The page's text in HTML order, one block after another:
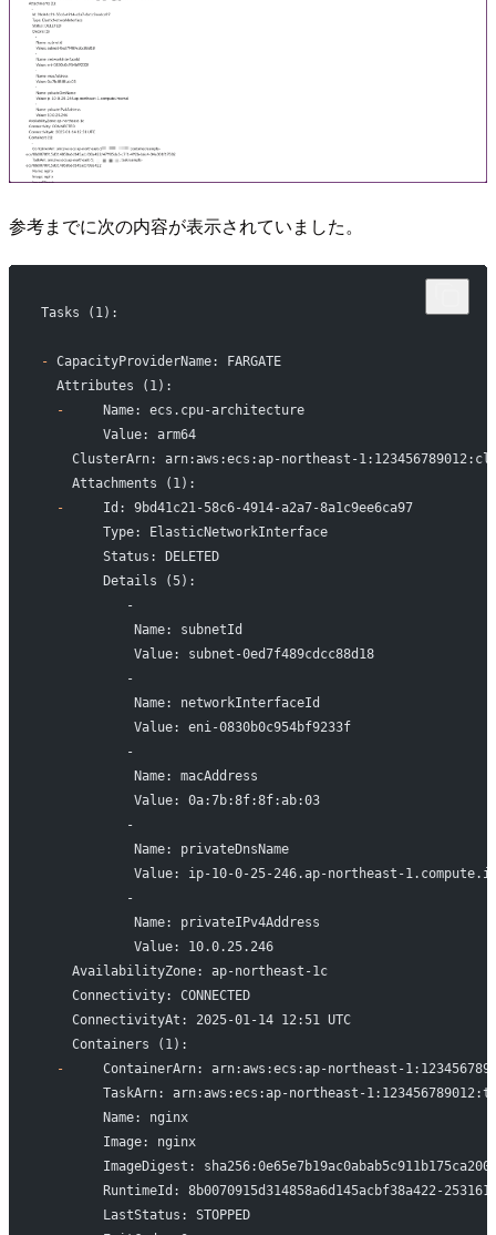
参考までに次の内容が表示されていました。
Tasks (1):
- CapacityProviderName: FARGATE
  Attributes (1):
  -
     Name: ecs.cpu-architecture
        Value: arm64
ClusterArn: arn:aws:ecs:ap-northeast-
    Attachments (1):
  -
     Id: 9bd41c21-58c6-4914-a2a7-8a1c9ee6ca97
        Type: ElasticNetworkInterface
        Status: DELETED
        Details (5):
           -
            Name: subnetId
            Value: subnet-0ed7f489cdcc88d18
           -
            Name: networkInterfaceId
            Value: eni-0830b0c954bf9233f
           -
            Name: macAddress
            Value: 0a:7b:8f:8f:ab:03
           -
            Name: privateDnsName
Value: ip-10-0-25-246.ap-northeast-
           -
            Name: privateIPv4Address
            Value: 10.0.25.246
    AvailabilityZone: ap-northeast-1c
    Connectivity: CONNECTED
    ConnectivityAt: 2025-01-14 12:51 UTC
    Containers (1):
  -
ContainerArn: arn:aws:ecs:ap-northeast-
TaskArn: arn:aws:ecs:ap-northeast-
        Name: nginx
        Image: nginx
ImageDigest:
RuntimeId: 8b0070915d314858a6d145acbf38a422-
        LastStatus: STOPPED